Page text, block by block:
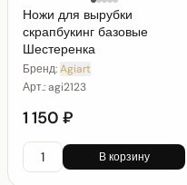
Ножи для вырубки
скрапбукинг базовые
Шестеренка
Бренд:Agiart
Арт.:agi2123
1 150 ₽
В корзину